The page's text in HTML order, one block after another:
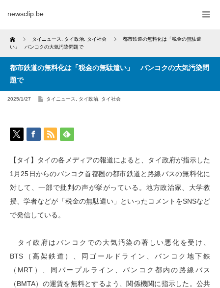
newsclip.be
Home タイニュース タイ政治 タイ社会
都市鉄道の無料化は「税金の無駄遣
い」 バンコクの大気汚染問題で
都市鉄道の無料化は「税金の無駄遣い」 バンコクの大気汚染問
題で
2025/1/27 タイニュース タイ政治 タイ社会
【タイ】タイの各メディアの報道によると、タイ政府が指示した
1月25日からのバンコク首都圏の都市鉄道と路線バスの無料化に
対して、一部で批判の声が挙がっている。地方政治家、大学教
授、学者などが「税金の無駄遣い」といったコメントをSNSなど
で発信している。
タイ政府はバンコクでの大気汚染の著しい悪化を受け、
BTS（高架鉄道）、同ゴールドライン、バンコク地下鉄
（MRT）、同パープルライン、バンコク都内の路線バス
（BMTA）の運賃を無料とするよう、関係機関に指示した。公共